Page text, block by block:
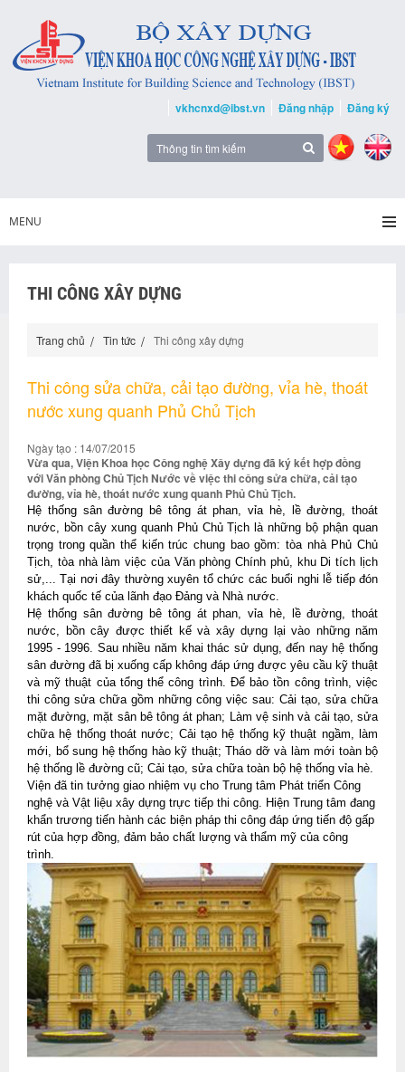
vkhcnxd@ibst.vn Đăng nhập Đăng ký
MENU
THI CÔNG XÂY DỰNG
Trang chủ Tin tức Thi công xây dựng
Thi công sửa chữa, cải tạo đường, vỉa hè, thoát
nước xung quanh Phủ Chủ Tịch
Ngày tạo : 14/07/2015
Vừa qua, Viện Khoa học Công nghệ Xây dựng đã ký kết hợp đồng
với Văn phòng Chủ Tịch Nước về việc thi công sửa chữa, cải tạo
đường, vỉa hè, thoát nước xung quanh Phủ Chủ Tịch.
Hệ thống sân đường bê tông át phan, vỉa hè, lề đường, thoát
nước, bồn cây xung quanh Phủ Chủ Tịch là những bộ phận quan
trọng trong quần thể kiến trúc chung bao gồm: tòa nhà Phủ Chủ
Tịch, tòa nhà làm việc của Văn phòng Chính phủ, khu Di tích lịch
sử,... Tại nơi đây thường xuyên tổ chức các buổi nghi lễ tiếp đón
khách quốc tế của lãnh đạo Đảng và Nhà nước.
Hệ thống sân đường bê tông át phan, vỉa hè, lề đường, thoát
nước, bồn cây được thiết kế và xây dựng lại vào những năm
1995 - 1996. Sau nhiều năm khai thác sử dụng, đến nay hệ thống
sân đường đã bị xuống cấp không đáp ứng được yêu cầu kỹ thuật
và mỹ thuật của tổng thể công trình. Để bảo tồn công trình, việc
thi công sửa chữa gồm những công việc sau: Cải tạo, sửa chữa
mặt đường, mặt sân bê tông át phan; Làm vệ sinh và cải tạo, sửa
chữa hệ thống thoát nước; Cải tạo hệ thống kỹ thuật ngầm, làm
mới, bổ sung hệ thống hào kỹ thuật; Tháo dỡ và làm mới toàn bộ
hệ thống lề đường cũ; Cải tạo, sửa chữa toàn bộ hệ thống vỉa hè.
Viện đã tin tưởng giao nhiệm vụ cho Trung tâm Phát triển Công
nghệ và Vật liệu xây dựng trực tiếp thi công. Hiện Trung tâm đang
khẩn trương tiến hành các biện pháp thi công đáp ứng tiến độ gấp
rút của hợp đồng, đảm bảo chất lượng và thẩm mỹ của công
trình.